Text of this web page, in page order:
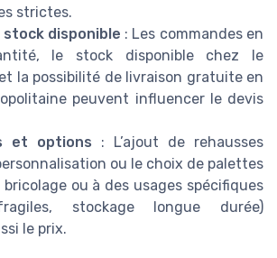
strictes.
disponible : Les commandes en
le stock disponible chez le
la possibilité de livraison gratuite en
peuvent influencer le devis
et options : L’ajout de rehausses
ou le choix de palettes
ou à des usages spécifiques
stockage longue durée)
le prix.